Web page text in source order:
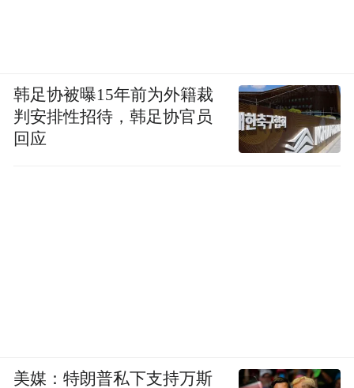
韩足协被曝15年前为外籍裁
判安排性招待，韩足协官员
回应
美媒：特朗普私下支持万斯